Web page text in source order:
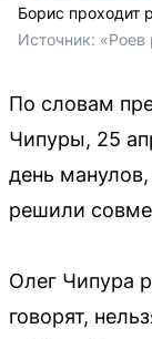
Борис проходит
Источник: «Роев
По словам
Чипуры, 25
день
решили
Олег Чипура
говорят,